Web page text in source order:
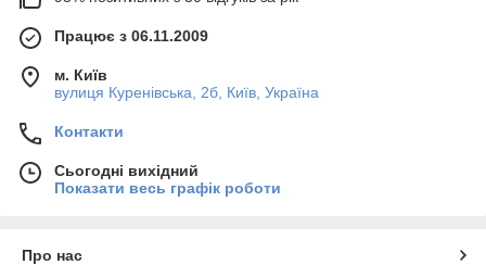
Працює з 06.11.2009
м. Київ
вулиця Куренівська, 2б, Київ, Україна
Контакти
Сьогодні вихідний
Показати весь графік роботи
Про нас